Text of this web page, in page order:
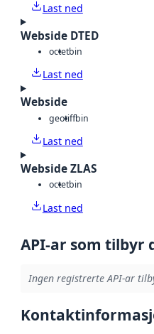
Last ned
Webside DTED
octetbin
Last ned
Webside
geotiffbin
Last ned
Webside ZLAS
octetbin
Last ned
API-ar som tilbyr
Ingen registrerte API-ar